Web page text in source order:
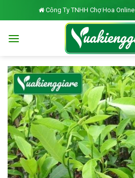
to
Công Ty TNHH Chợ Hoa Online